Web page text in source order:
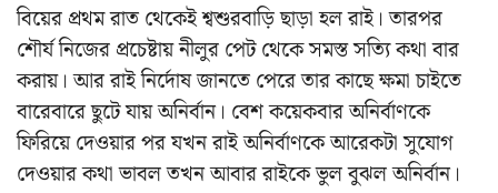
বিয়ের প্রথম রাত থেকেই শ্বশুরবাড়ি ছাড়া হল রাই। তারপর
শৌর্য নিজের প্রচেষ্টায় নীলুর পেট থেকে সমস্ত সত্যি কথা বার
করায়। আর রাই নির্দোষ জানতে পেরে তার কাছে ক্ষমা চাইতে
বারেবারে ছুটে যায় অনির্বান। বেশ কয়েকবার অনির্বাণকে
ফিরিয়ে দেওয়ার পর যখন রাই অনির্বাণকে আরেকটা সুযোগ
দেওয়ার কথা ভাবল তখন আবার রাইকে ভুল বুঝল অনির্বান।